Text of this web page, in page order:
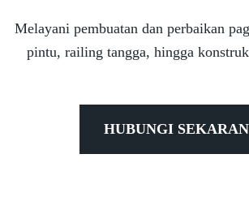
Melayani pembuatan dan perbaikan
pintu, railing tangga, hingga
HUBUNGI